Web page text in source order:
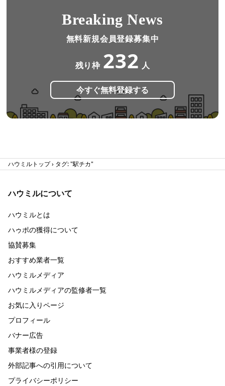
Breaking News
無料新規会員登録募集中
残り枠 232 人
今すぐ無料登録する
ハウミルトップ タグ: "駅チカ"
ハウミルについて
ハウミルとは
ハゥポの獲得について
協賛募集
おすすめ業者一覧
ハウミルメディア
ハウミルメディアの監修者一覧
お気に入りページ
プロフィール
バナー広告
事業者様の登録
外部記事への引用について
プライバシーポリシー